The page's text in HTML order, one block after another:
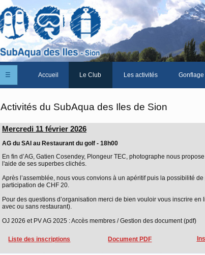
☰ Accueil Le Club
Les membres du club
Les activités Gonflage
Activités du SubAqua des Iles de Sion
Mercredi 11 février 2026
AG du SAI au Restaurant du golf - 18h00
En fin d’AG, Gatien Cosendey, Plongeur TEC, photographe nous
l'aide de ses superbes clichés.
Après l’assemblée, nous vous convions à un apéritif puis la possibilité
participation de CHF 20.
Pour des questions d’organisation merci de bien vouloir vous inscrire
avec ou sans restaurant).
OJ 2026 et PV AG 2025 : Accès membres / Gestion des document (pdf)
Liste des inscriptions Document PDF